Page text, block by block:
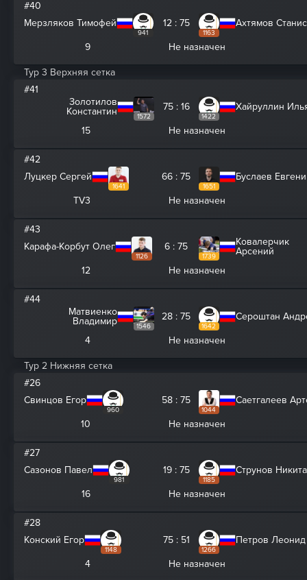
#40
Мерзляков Тимофей
941
12 : 75
1163
Ахтямов
9 Не назначен
Тур 3 Верхняя сетка
#41
Золотилов
Константин
1572
75 : 16
1422
Хайруллин
15 Не назначен
#42
Луцкер Сергей
1641
66 : 75
1651
Буслаев
TV3 Не назначен
#43
Карафа-Корбут Олег
1126
6 : 75
1739
Ковалерчик
Арсений
12
Не назначен
#44
Матвиенко
Владимир
1546
28 : 75
1642
Сероштан
4 Не назначен
Тур 2 Нижняя сетка
#26
Свинцов Егор
960
58 : 75
1044
Саетгалеев
10 Не назначен
#27
Сазонов Павел
981
19 : 75
1185
Струнов Никита
16 Не назначен
#28
Конский Егор
1148
75 : 51
1266
Петров Леонид
4 Не назначен